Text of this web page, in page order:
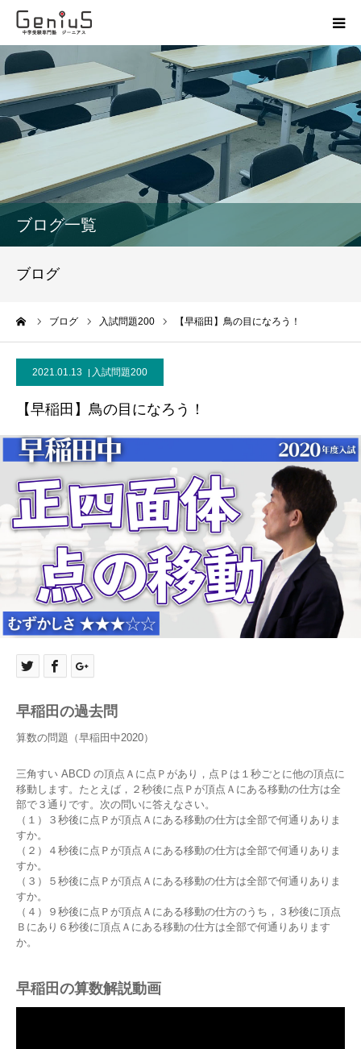
ブログ一覧
ブログ
ブログ 入試問題200 【早稲田】鳥の目になろう！
2021.01.13 入試問題200
【早稲田】鳥の目になろう！
早稲田の過去問
算数の問題（早稲田中2020）
三角すい ABCD の頂点Ａに点Ｐがあり，点Ｐは１秒ごとに他の頂点に
移動します。たとえば，２秒後に点Ｐが頂点Ａにある移動の仕方は全
部で３通りです。次の問いに答えなさい。
（１）３秒後に点Ｐが頂点Ａにある移動の仕方は全部で何通りありま
すか。
（２）４秒後に点Ｐが頂点Ａにある移動の仕方は全部で何通りありま
すか。
（３）５秒後に点Ｐが頂点Ａにある移動の仕方は全部で何通りありま
すか。
（４）９秒後に点Ｐが頂点Ａにある移動の仕方のうち，３秒後に頂点
Ｂにあり６秒後に頂点Ａにある移動の仕方は全部で何通りあります
か。
早稲田の算数解説動画
授業
志望校別特訓
模試
お問い合わせ